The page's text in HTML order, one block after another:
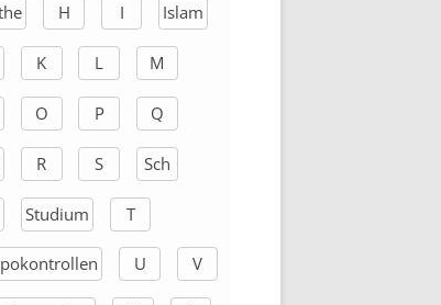
H I Islam
K L M
O P Q
R S Sch
Studium T
U V